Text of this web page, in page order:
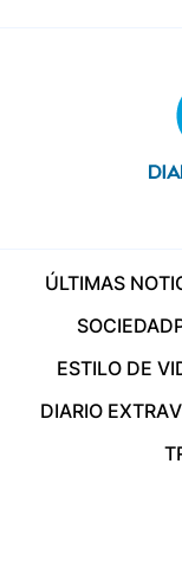
ÚLTIMAS
SOCIEDAD
ESTILO DE
DIARIO EXTRA